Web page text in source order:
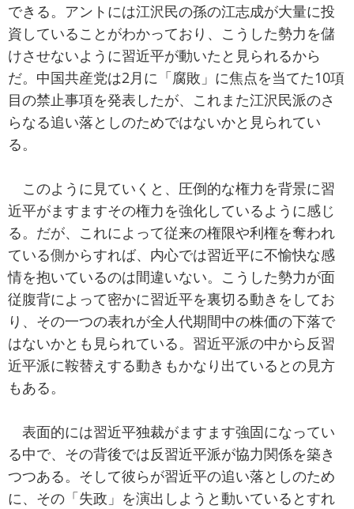
できる。アントには江沢民の孫の江志成が大量に投
資していることがわかっており、こうした勢力を儲
けさせないように習近平が動いたと見られるから
だ。中国共産党は2月に「腐敗」に焦点を当てた10項
目の禁止事項を発表したが、これまた江沢民派のさ
らなる追い落としのためではないかと見られてい
る。
このように見ていくと、圧倒的な権力を背景に習
近平がますますその権力を強化しているように感じ
る。だが、これによって従来の権限や利権を奪われ
ている側からすれば、内心では習近平に不愉快な感
情を抱いているのは間違いない。こうした勢力が面
従腹背によって密かに習近平を裏切る動きをしてお
り、その一つの表れが全人代期間中の株価の下落で
はないかとも見られている。習近平派の中から反習
近平派に鞍替えする動きもかなり出ているとの見方
もある。
表面的には習近平独裁がますます強固になってい
る中で、その背後では反習近平派が協力関係を築き
つつある。そして彼らが習近平の追い落としのため
に、その「失政」を演出しようと動いているとすれ